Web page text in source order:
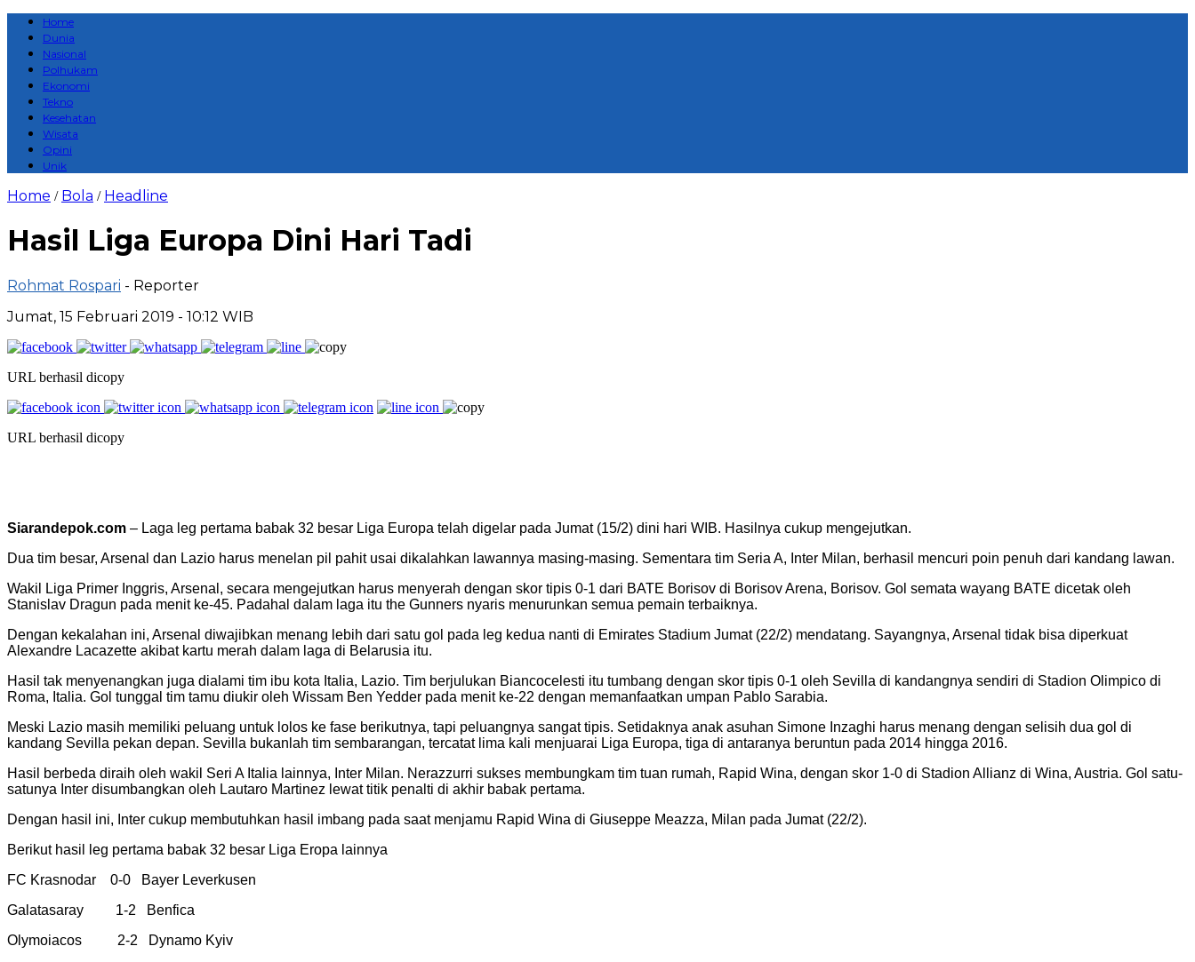
Home
Dunia
Nasional
Polhukam
Ekonomi
Tekno
Kesehatan
Wisata
Opini
Unik
Home / Bola / Headline
Hasil Liga Europa Dini Hari Tadi
Rohmat Rospari - Reporter
Jumat, 15 Februari 2019 - 10:12 WIB
URL berhasil dicopy
URL berhasil dicopy
Siarandepok.com – Laga leg pertama babak 32 besar Liga Europa telah digelar pada Jumat (15/2) dini hari WIB. Hasilnya cukup mengejutkan.
Dua tim besar, Arsenal dan Lazio harus menelan pil pahit usai dikalahkan lawannya masing-masing. Sementara tim Seria A, Inter Milan, berhasil mencuri poin penuh dari kandang lawan.
Wakil Liga Primer Inggris, Arsenal, secara mengejutkan harus menyerah dengan skor tipis 0-1 dari BATE Borisov di Borisov Arena, Borisov. Gol semata wayang BATE dicetak oleh
Stanislav Dragun pada menit ke-45. Padahal dalam laga itu the Gunners nyaris menurunkan semua pemain terbaiknya.
Dengan kekalahan ini, Arsenal diwajibkan menang lebih dari satu gol pada leg kedua nanti di Emirates Stadium Jumat (22/2) mendatang. Sayangnya, Arsenal tidak bisa diperkuat
Alexandre Lacazette akibat kartu merah dalam laga di Belarusia itu.
Hasil tak menyenangkan juga dialami tim ibu kota Italia, Lazio. Tim berjulukan Biancocelesti itu tumbang dengan skor tipis 0-1 oleh Sevilla di kandangnya sendiri di Stadion Olimpico di
Roma, Italia. Gol tunggal tim tamu diukir oleh Wissam Ben Yedder pada menit ke-22 dengan memanfaatkan umpan Pablo Sarabia.
Meski Lazio masih memiliki peluang untuk lolos ke fase berikutnya, tapi peluangnya sangat tipis. Setidaknya anak asuhan Simone Inzaghi harus menang dengan selisih dua gol di
kandang Sevilla pekan depan. Sevilla bukanlah tim sembarangan, tercatat lima kali menjuarai Liga Europa, tiga di antaranya beruntun pada 2014 hingga 2016.
Hasil berbeda diraih oleh wakil Seri A Italia lainnya, Inter Milan. Nerazzurri sukses membungkam tim tuan rumah, Rapid Wina, dengan skor 1-0 di Stadion Allianz di Wina, Austria. Gol satu-
satunya Inter disumbangkan oleh Lautaro Martinez lewat titik penalti di akhir babak pertama.
Dengan hasil ini, Inter cukup membutuhkan hasil imbang pada saat menjamu Rapid Wina di Giuseppe Meazza, Milan pada Jumat (22/2).
Berikut hasil leg pertama babak 32 besar Liga Eropa lainnya
FC Krasnodar 0-0 Bayer Leverkusen
Galatasaray 1-2 Benfica
Olymoiacos 2-2 Dynamo Kyiv